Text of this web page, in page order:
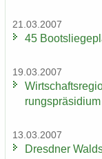
21.03.2007
45
19.03.2007
13.03.2007
Dresd­ner